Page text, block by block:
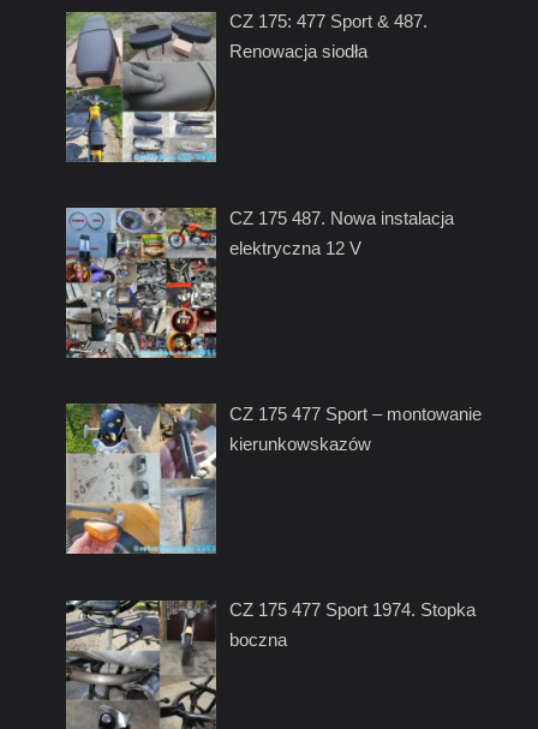
CZ 175: 477 Sport & 487.
Renowacja siodła
CZ 175 487. Nowa instalacja
elektryczna 12 V
CZ 175 477 Sport – montowanie
kierunkowskazów
CZ 175 477 Sport 1974. Stopka
boczna